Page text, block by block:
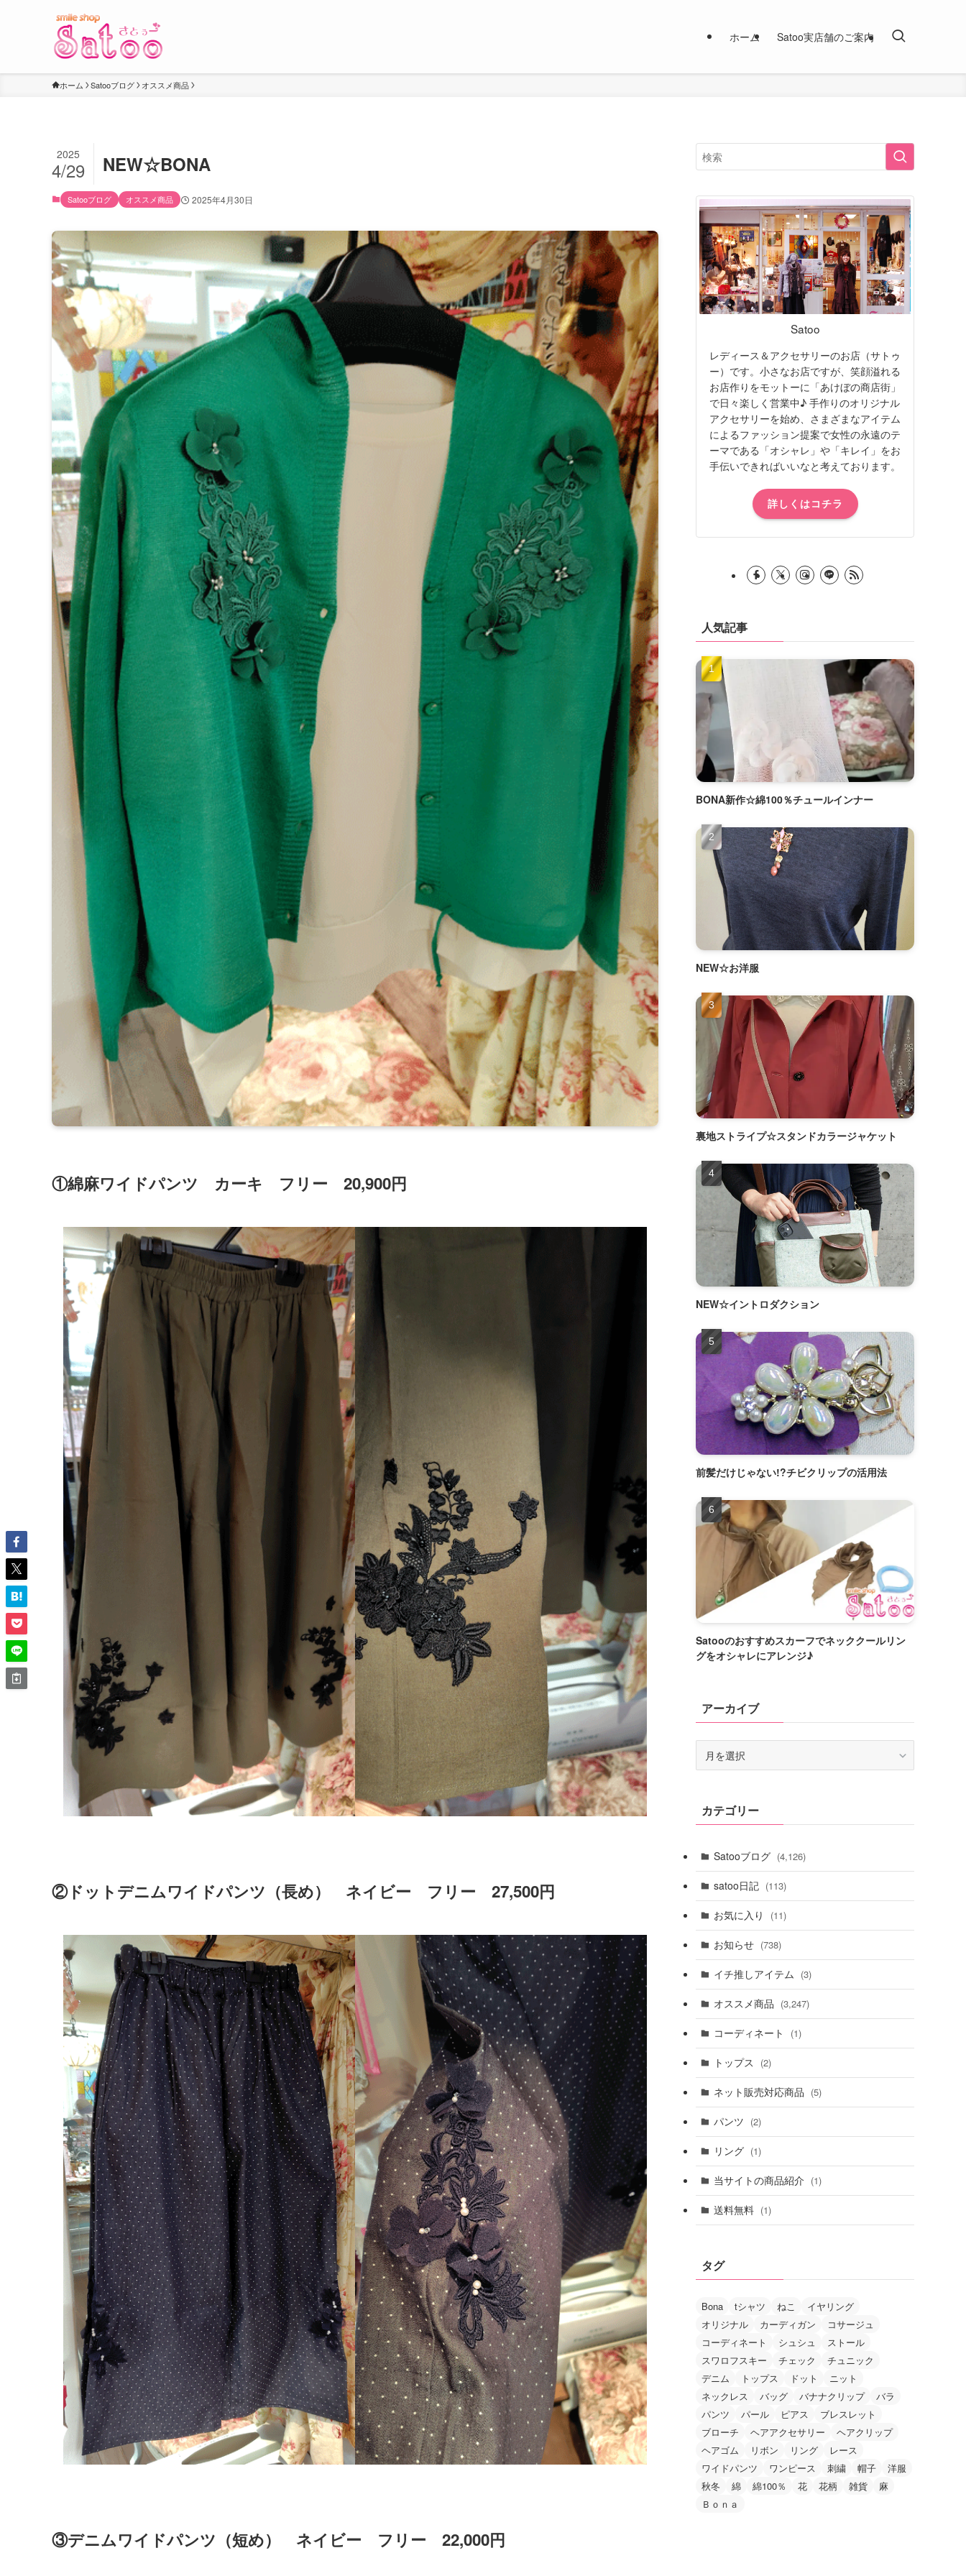
ホーム Satoo実店舗のご案内
ホーム Satooブログ オススメ商品
NEW☆BONA
2025
4/29
Satooブログ オススメ商品 2025年4月30日
①綿麻ワイドパンツ カーキ フリー 20,900円
②ドットデニムワイドパンツ（長め） ネイビー フリー 27,500円
③デニムワイドパンツ（短め） ネイビー フリー 22,000円
Satoo
レディース＆アクセサリーのお店（サトゥ
ー）です。小さなお店ですが、笑顔溢れる
お店作りをモットーに「あけぼの商店街」
で日々楽しく営業中♪ 手作りのオリジナル
アクセサリーを始め、さまざまなアイテム
によるファッション提案で女性の永遠のテ
ーマである「オシャレ」や「キレイ」をお
手伝いできればいいなと考えております。
詳しくはコチラ
人気記事
BONA新作☆綿100％チュールインナー
NEW☆お洋服
裏地ストライプ☆スタンドカラージャケット
NEW☆イントロダクション
前髪だけじゃない!?チビクリップの活用法
Satooのおすすめスカーフでネッククールリン
グをオシャレにアレンジ♪
アーカイブ
ブカテゴリー
Satooブログ (4,126)
satoo日記 (113)
お気に入り (11)
お知らせ (738)
イチ推しアイテム (3)
オススメ商品 (3,247)
コーディネート (1)
トップス (2)
ネット販売対応商品 (5)
パンツ (2)
リング (1)
当サイトの商品紹介 (1)
送料無料 (1)
タグ
Bona tシャツ ねこ
イヤリング
オリジナル
カーディガン
コサージュ
コーディネート
シュシュ
ストール
スワロフスキー
チェック
チュニック
デニム
トップス ドット
ニット
ネックレス
バッグ バナナクリップ
バラ
パンツ
パール ピアス
ブレスレット
ブローチ
ヘアアクセサリー
ヘアクリップ
ヘアゴム
リボン リング
レース
ワイドパンツ
ワンピース 刺繍 帽子
洋服
秋冬
綿 綿100％ 花 花柄 雑貨
麻
Ｂｏｎａ